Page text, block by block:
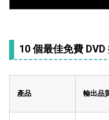
10 個最佳免費
產品 輸出品